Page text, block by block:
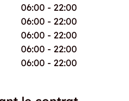
06:00 - 22:00
06:00 - 22:00
06:00 - 22:00
06:00 - 22:00
06:00 - 22:00